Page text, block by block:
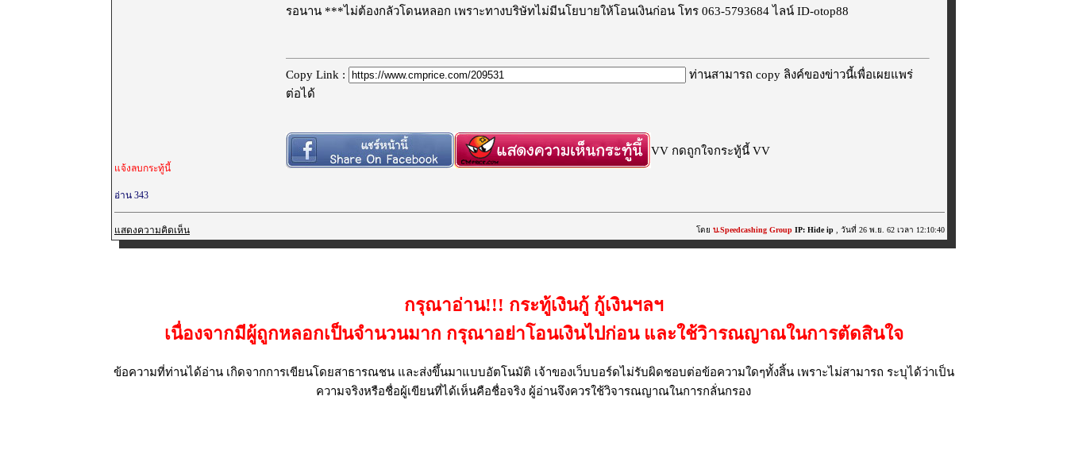
รอนาน ***ไม่ต้องกลัวโดนหลอก เพราะทางบริษัทไม่มีนโยบายให้โอนเงินก่อน โทร 063-5793684 ไลน์ ID-otop88
Copy Link :
ท่านสามารถ copy ลิงค์ของข่าวนี้เพื่อเผยแพร่
ต่อได้
VV กดถูกใจกระทู้นี้ VV
แจ้งลบกระทู้นี้
อ่าน 343
แสดงความคิดเห็น โดย บ.Speedcashing Group IP: Hide ip , วันที่ 26 พ.ย. 62 เวลา 12:10:40
กรุณาอ่าน!!! กระทู้เงินกู้ กู้เงินฯลฯ
เนื่องจากมีผู้ถูกหลอกเป็นจำนวนมาก กรุณาอย่าโอนเงินไปก่อน และใช้วิารณญาณในการตัดสินใจ
ข้อความที่ท่านได้อ่าน เกิดจากการเขียนโดยสาธารณชน และส่งขึ้นมาแบบอัตโนมัติ เจ้าของเว็บบอร์ดไม่รับผิดชอบต่อข้อความใดๆทั้งสิ้น เพราะไม่สามารถ ระบุได้ว่าเป็น
ความจริงหรือชื่อผู้เขียนที่ได้เห็นคือชื่อจริง ผู้อ่านจึงควรใช้วิจารณญาณในการกลั่นกรอง